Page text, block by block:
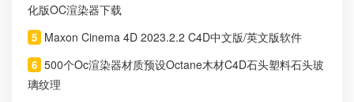
化版OC渲染器下载
5 Maxon Cinema 4D 2023.2.2 C4D中文版/英文版软件
6 500个Oc渲染器材质预设Octane木材C4D石头塑料石头玻
璃纹理